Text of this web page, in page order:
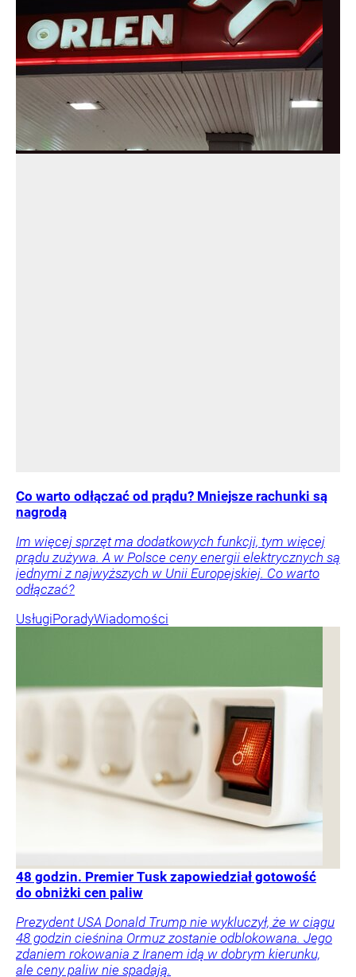
Co warto odłączać od prądu? Mniejsze rachunki są
nagrodą
Im więcej sprzęt ma dodatkowych funkcji, tym więcej
prądu zużywa. A w Polsce ceny energii elektrycznych są
jednymi z najwyższych w Unii Europejskiej. Co warto
odłączać?
UsługiPoradyWiadomości
48 godzin. Premier Tusk zapowiedział gotowość
do obniżki cen paliw
Prezydent USA Donald Trump nie wykluczył, że w ciągu
48 godzin cieśnina Ormuz zostanie odblokowana. Jego
zdaniem rokowania z Iranem idą w dobrym kierunku,
ale ceny paliw nie spadają.